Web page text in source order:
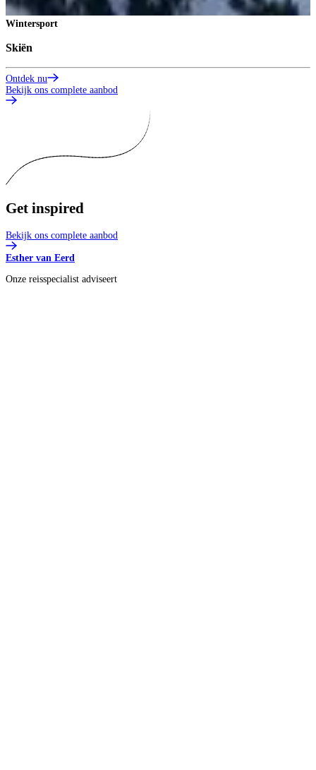
Wintersport
Skiën
Ontdek nu
Bekijk ons complete aanbod
Get inspired
Bekijk ons complete aanbod
Esther van Eerd
Onze reisspecialist adviseert